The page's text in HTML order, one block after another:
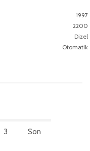
1997
2200
Dizel
Otomatik
3 Son